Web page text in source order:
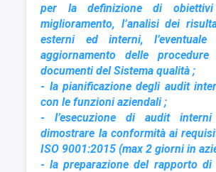
per la definizione di
miglioramento, l’analisi dei
esterni ed interni, l’eventuale
aggiornamento delle
documenti del Sistema qualità ;
- la pianificazione degli audit
con le funzioni aziendali ;
- l’esecuzione di audit
dimostrare la conformità ai
ISO 9001:2015 (max 2 giorni in
- la preparazione del rapporto di